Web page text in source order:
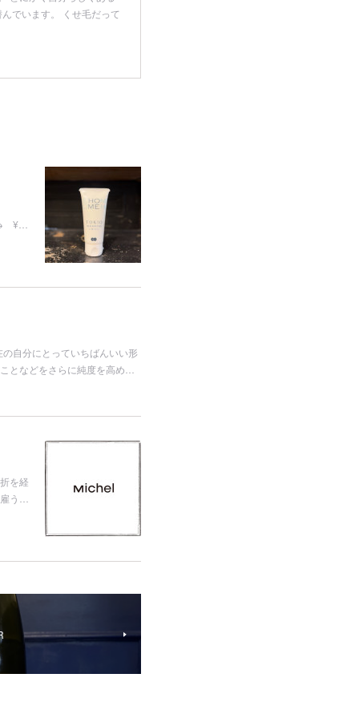
でいます。 くせ毛だって
¥…
自分にとっていちばんいい形
となどをさらに純度を高め…
を経
う…